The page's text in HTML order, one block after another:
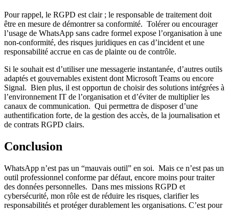
Pour rappel, le RGPD est clair ; le responsable de traitement doit
être en mesure de démontrer sa conformité. Tolérer ou encourager
l’usage de WhatsApp sans cadre formel expose l’organisation à une
non-conformité, des risques juridiques en cas d’incident et une
responsabilité accrue en cas de plainte ou de contrôle.
Si le souhait est d’utiliser une messagerie instantanée, d’autres outils
adaptés et gouvernables existent dont Microsoft Teams ou encore
Signal. Bien plus, il est opportun de choisir des solutions intégrées à
l’environnement IT de l’organisation et d’éviter de multiplier les
canaux de communication. Qui permettra de disposer d’une
authentification forte, de la gestion des accès, de la journalisation et
de contrats RGPD clairs.
Conclusion
WhatsApp n’est pas un “mauvais outil” en soi. Mais ce n’est pas un
outil professionnel conforme par défaut, encore moins pour traiter
des données personnelles. Dans mes missions RGPD et
cybersécurité, mon rôle est de réduire les risques, clarifier les
responsabilités et protéger durablement les organisations. C’est pour